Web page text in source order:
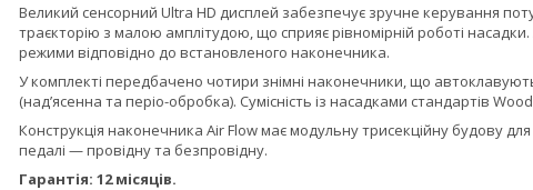
Великий сенсорний Ultra HD дисплей забезпечує зручне керування
траєкторію з малою амплітудою, що сприяє рівномірній роботі
режими відповідно до встановленого наконечника.
У комплекті передбачено чотири знімні наконечники, що
(над’ясенна та періо-обробка). Сумісність із насадками стандартів
Конструкція наконечника Air Flow має модульну трисекційну будову
педалі — провідну та безпровідну.
Гарантія: 12 місяців.